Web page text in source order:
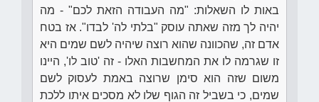
באות לו השאלות: "מה העבודה הזאת לכם" - מה
יהיה לך מזה שאתה עוסק "בלתי לה' לבדו". אז בטח
אדם זה, שהכוונה שהוא רוצה שיהיה לשם שמים היא
זו שגרמה לו את המחשבות האלו - זה 'טוב לו', היינו
משום שזה הוא סימן שרוצה באמת לעסוק לשם
שמים, כי בשביל זה הגוף שלו לא מסכים איתו ללכת